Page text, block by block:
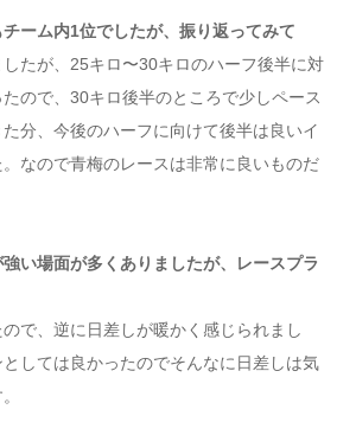
ーム内1位でしたが、振り返ってみて
たが、25キロ〜30キロのハーフ後半に対
ので、30キロ後半のところで少しペース
分、今後のハーフに向けて後半は良いイ
なので青梅のレースは非常に良いものだ
い場面が多くありましたが、レースプラ
で、逆に日差しが暖かく感じられまし
しては良かったのでそんなに日差しは気